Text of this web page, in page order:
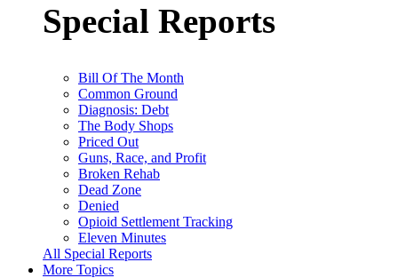
Special Reports
Bill Of The Month
Common Ground
Diagnosis: Debt
The Body Shops
Priced Out
Guns, Race, and Profit
Broken Rehab
Dead Zone
Denied
Opioid Settlement Tracking
Eleven Minutes
All Special Reports
More Topics